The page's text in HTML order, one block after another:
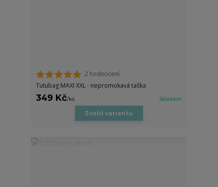
2 hodnocení
Tutubag MAXI XXL - nepromokavá taška
349 Kč/ks Skladem
Zvolit variantu